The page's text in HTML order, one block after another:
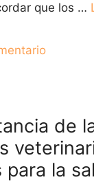
que los …
de
para la